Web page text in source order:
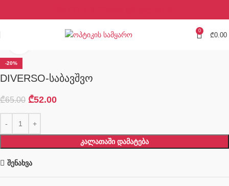
0
₾0.00
-20%
DIVERSO-საბავშვო
₾65.00 ₾52.00
ᲙᲐᲚᲐᲗᲐᲨᲘ ᲓᲐᲛᲐᲢᲔᲑᲐ
შენახვა